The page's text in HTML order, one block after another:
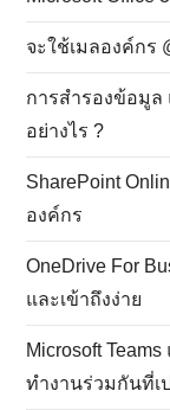
จะใช้เมลองค์กร
การสำรองข้อมูล
อย่างไร ?
SharePoint
องค์กร
OneDrive For
และเข้าถึงง่าย
Microsoft
ทำงานร่วมกันที่